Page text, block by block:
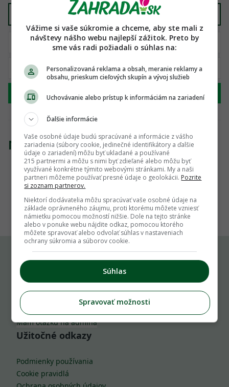
Reality, stavba, náradie
Hľadať
Nenašli sme žiadny produkt
1
Komu môžeš napísať
info@zahrada.sk
Nahlás chybu
Mám otázku na admina
Užitočné odkazy
Podmienky používania
Cookie pravidlá
Vážime si vaše súkromie a chceme, aby ste mali z
návštevy nášho webu najlepší zážitok. Preto by
sme vás radi požiadali o súhlas na:
Personalizovaná reklama a obsah, meranie reklamy a
obsahu, prieskum cieľových skupín a vývoj služieb
Uchovávanie alebo prístup k informáciám na zariadení
Ďalšie informácie
Vaše osobné údaje budú spracúvané a informácie z vášho
zariadenia (súbory cookie, jedinečné identifikátory a ďalšie
údaje o zariadení) môžu byť ukladané a používané
215 partnermi a môžu s nimi byť zdieľané alebo môžu byť
využívané konkrétne týmito webovými stránkami. My a naši
partneri môžeme používať presné údaje o geolokácii. Pozrite
si zoznam partnerov.
Niektorí dodávatelia môžu spracúvať vaše osobné údaje na
základe oprávneného záujmu, proti ktorému môžete vzniesť
námietku pomocou možností nižšie. Dole na tejto stránke
alebo v ponuke webu nájdite odkaz, pomocou ktorého
môžete spravovať alebo odvolať súhlas v nastaveniach
ochrany súkromia a súborov cookie.
Súhlas
Spravovať možnosti